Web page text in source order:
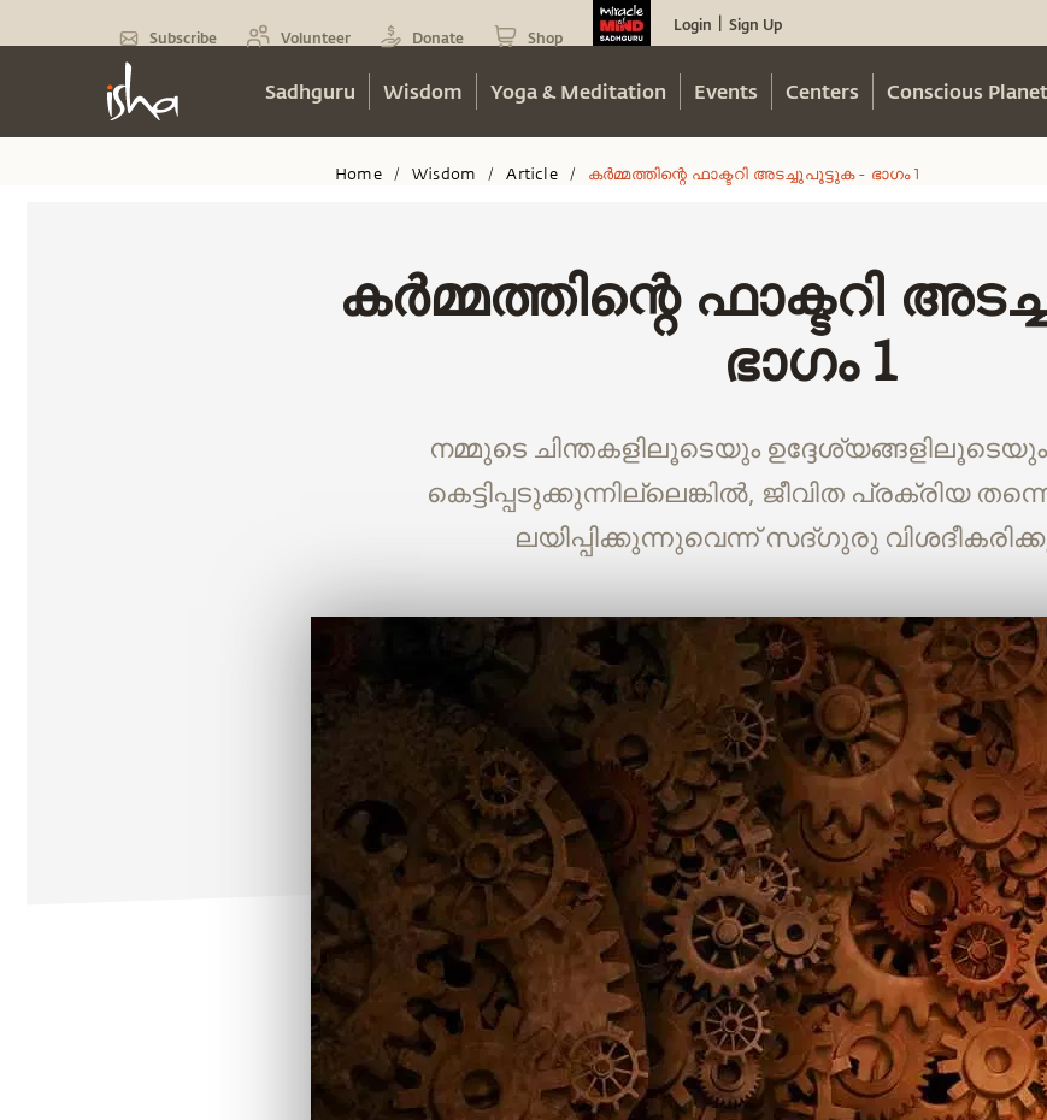
Subscribe Volunteer Donate Shop
Login Sign Up
Sadhguru Wisdom Yoga & Meditation Events Centers Conscious Planet
Home / Wisdom / Article / കർമ്മത്തിന്റെ ഫാക്ടറി അടച്ചുപൂട്ടുക - ഭാഗം 1
കർമ്മത്തിന്റെ ഫാക്ടറി
ഭാഗം 1
നമ്മുടെ ചിന്തകളിലൂടെയും ഉദ്ദേശ്യങ്ങളിലൂടെയും
കെട്ടിപ്പടുക്കുന്നില്ലെങ്കിൽ, ജീവിത പ്രക്രിയ
ലയിപ്പിക്കുന്നുവെന്ന് സദ്ഗുരു